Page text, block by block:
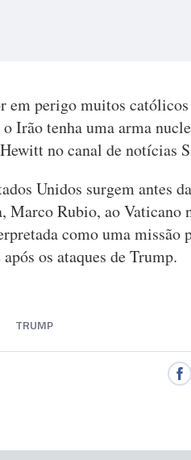
em perigo muitos
Irão tenha uma arma
no canal de notícias
Unidos surgem antes
Marco Rubio, ao Vaticano
como uma missão
os ataques de Trump.
TRUMP